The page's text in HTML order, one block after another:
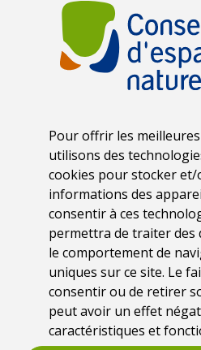
Pour offrir les
utilisons des
cookies pour stocker et/
informations des
consentir à ces
permettra de traiter des
le comportement de
uniques sur ce site. Le
consentir ou de retirer
peut avoir un effet
caractéristiques et
Coordination
Fédération
naturels
Date
2019